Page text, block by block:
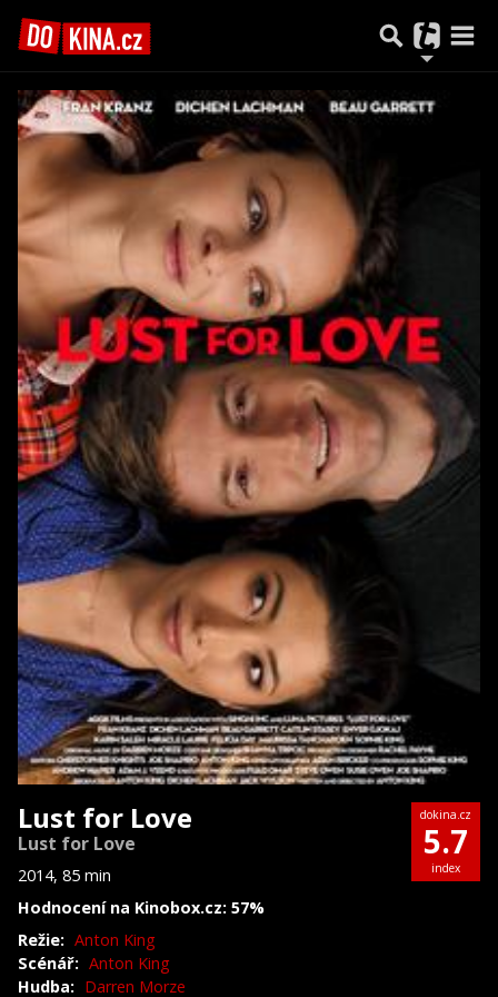
Lust for Love
Lust for Love
2014, 85 min
Hodnocení na Kinobox.cz: 57%
dokina.cz
5.7
index
Režie: Anton King
Scénář: Anton King
Hudba: Darren Morze